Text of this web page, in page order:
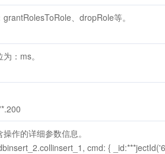
、dropRole等。
：ms。
作的详细参数信息。
cmd: {